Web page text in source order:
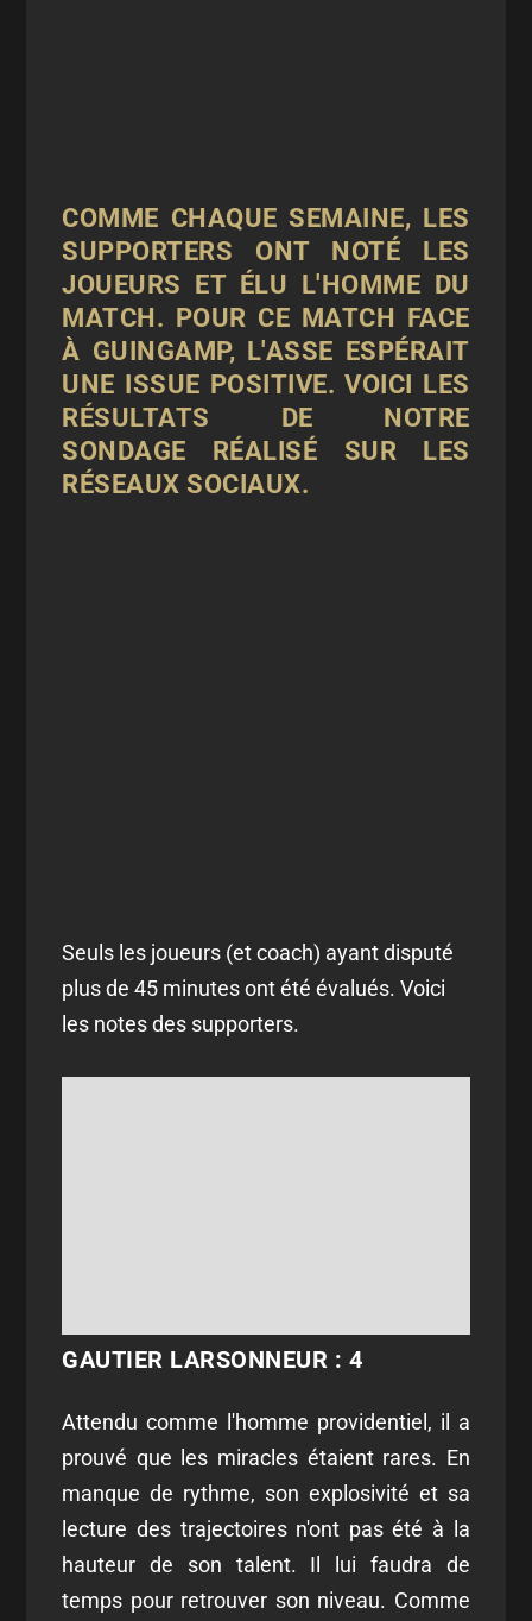
COMME CHAQUESEMAINE, LES
SUPPORTERS ONT NOTÉ LES
JOUEURS ET ÉLU L'HOMME DU
MATCH. POUR CE MATCH FACE
À GUINGAMP, L'ASSE ESPÉRAIT
UNE ISSUE POSITIVE. VOICI LES
RÉSULTATS DE NOTRE
SONDAGE RÉALISÉ SUR LES
RÉSEAUX SOCIAUX.
Seuls les joueurs (et coach) ayant disputé
plus de 45 minutes ont été évalués. Voici
les notes des supporters.
GAUTIER LARSONNEUR : 4
Attendu comme l'homme providentiel, il a
prouvé que les miracles étaient rares. En
manque de rythme, son explosivité et sa
lecture des trajectoires n'ont pas été à la
hauteur de son talent. Il lui faudra de
temps pour retrouver son niveau. Comme